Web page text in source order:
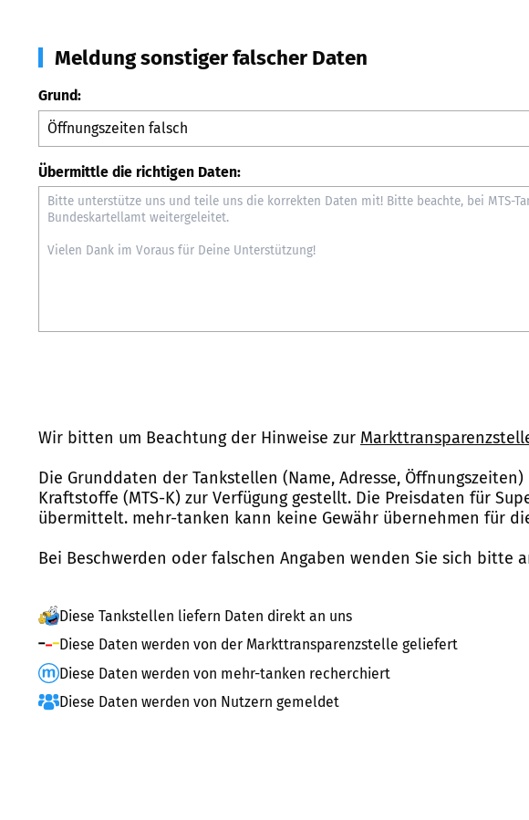
Meldung sonstiger falscher Daten
Grund:
Übermittle die richtigen Daten:
Wir bitten um Beachtung der Hinweise zur
Die Grunddaten der Tankstellen (Name, Adresse,
Kraftstoffe (MTS-K) zur Verfügung gestellt. Die Preisdaten für
übermittelt. mehr-tanken kann keine Gewähr übernehmen für
Bei Beschwerden oder falschen Angaben wenden Sie sich bitte
Diese Tankstellen liefern Daten direkt an uns
Diese Daten werden von der Markttransparenzstelle geliefert
Diese Daten werden von mehr-tanken recherchiert
Diese Daten werden von Nutzern gemeldet